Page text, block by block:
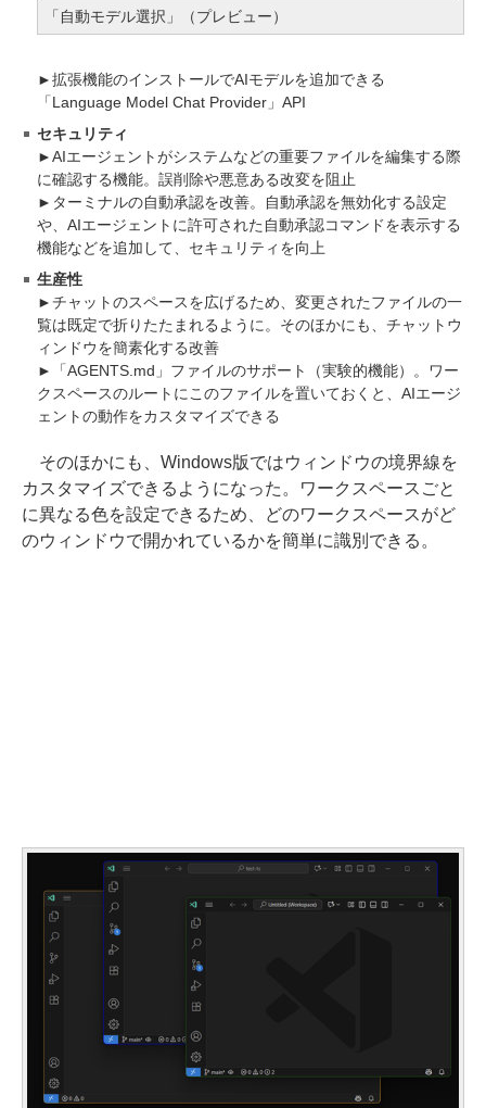
「自動モデル選択」（プレビュー）
►拡張機能のインストールでAIモデルを追加できる
「Language Model Chat Provider」API
セキュリティ
►AIエージェントがシステムなどの重要ファイルを編集する際
に確認する機能。誤削除や悪意ある改変を阻止
►ターミナルの自動承認を改善。自動承認を無効化する設定
や、AIエージェントに許可された自動承認コマンドを表示する
機能などを追加して、セキュリティを向上
生産性
►チャットのスペースを広げるため、変更されたファイルの一
覧は既定で折りたたまれるように。そのほかにも、チャットウ
ィンドウを簡素化する改善
►「AGENTS.md」ファイルのサポート（実験的機能）。ワー
クスペースのルートにこのファイルを置いておくと、AIエージ
ェントの動作をカスタマイズできる
そのほかにも、Windows版ではウィンドウの境界線を
カスタマイズできるようになった。ワークスペースごと
に異なる色を設定できるため、どのワークスペースがど
のウィンドウで開かれているかを簡単に識別できる。